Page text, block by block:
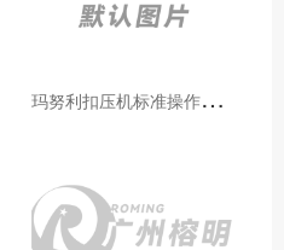
玛
努利扣压机标准操作流程：广州代理手把手教学（新手也能学会）